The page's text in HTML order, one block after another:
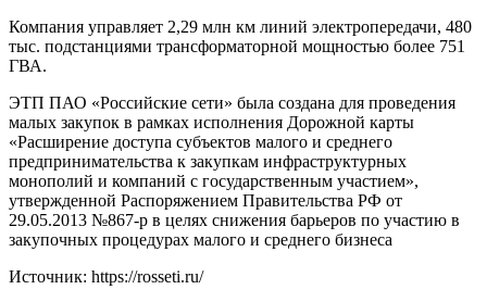
Компания управляет 2,29 млн км линий электропередачи, 480
тыс. подстанциями трансформаторной мощностью более 751
ГВА.
ЭТП ПАО «Российские сети» была создана для проведения
малых закупок в рамках исполнения Дорожной карты
«Расширение доступа субъектов малого и среднего
предпринимательства к закупкам инфраструктурных
монополий и компаний с государственным участием»,
утвержденной Распоряжением Правительства РФ от
29.05.2013 №867-р в целях снижения барьеров по участию в
закупочных процедурах малого и среднего бизнеса
Источник: https://rosseti.ru/